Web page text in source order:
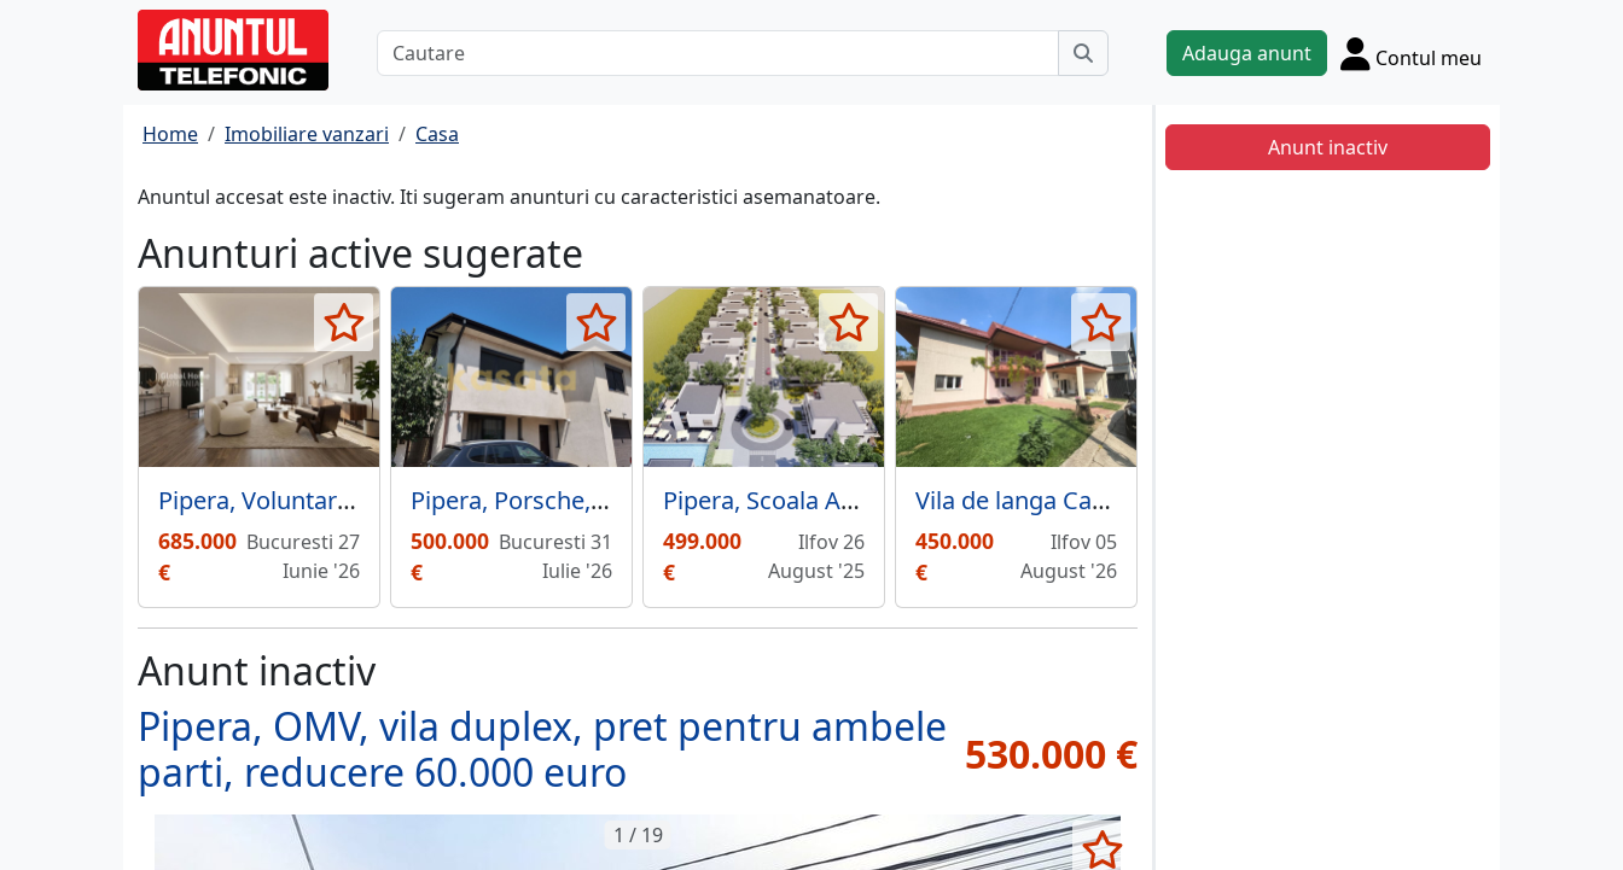
Adauga anunt Contul meu
Home Imobiliare vanzari Casa
Anuntul accesat este inactiv. Iti sugeram anunturi cu caracteristici asemanatoare.
Anunturi active sugerate
Pipera, Voluntari, vila individuala, 6 camere 320 mp + teren liber 296 mp.
685.000
€
Bucuresti 27
Iunie '26
Pipera, Porsche, oportunitate, casa, garaj, ideal locuit.
500.000
€
Bucuresti 31
Iulie '26
Pipera, Scoala Americana,
499.000
€
Ilfov 26
August '25
Vila de langa Catedrala Ortodoxa ,,Sfanta Cuvioasa Parascheva"
450.000
€
Ilfov 05
August '26
Anunt inactiv
Pipera, OMV, vila duplex, pret pentru ambele
parti, reducere 60.000 euro
530.000 €
1 / 19
Anunt inactiv